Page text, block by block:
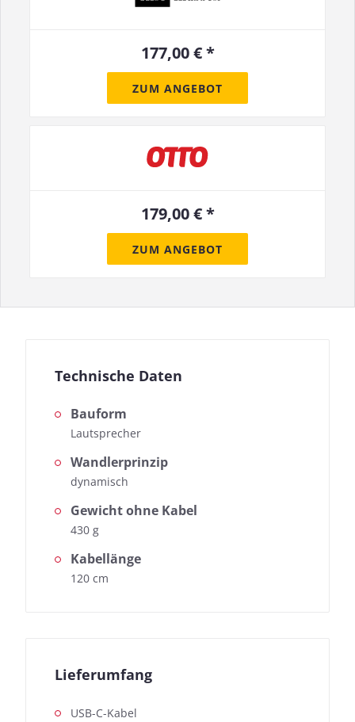
177,00 € *
ZUM ANGEBOT
179,00 € *
ZUM ANGEBOT
Technische Daten
Bauform
Lautsprecher
Wandlerprinzip
dynamisch
Gewicht ohne Kabel
430 g
Kabellänge
120 cm
Lieferumfang
USB-C-Kabel